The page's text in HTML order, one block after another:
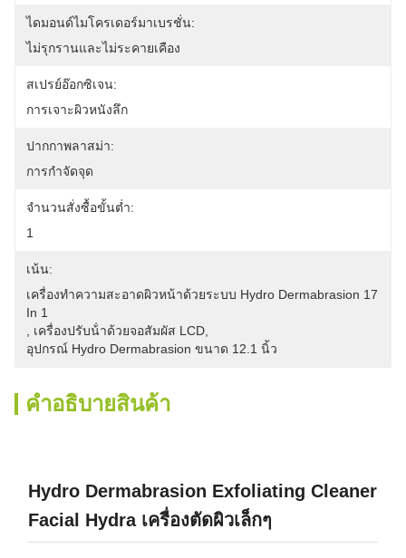
ไดมอนด์ไมโครเดอร์มาเบรชั่น:
ไม่รุกรานและไม่ระคายเคือง
สเปรย์อ๊อกซิเจน:
การเจาะผิวหนังลึก
ปากกาพลาสม่า:
การกำจัดจุด
จำนวนสั่งซื้อขั้นต่ำ:
1
เน้น:
เครื่องทำความสะอาดผิวหน้าด้วยระบบ Hydro Dermabrasion 17
In 1
เครื่องปรับน้ําด้วยจอสัมผัส LCD
อุปกรณ์ Hydro Dermabrasion ขนาด 12.1 นิ้ว
คําอธิบายสินค้า
Hydro Dermabrasion Exfoliating Cleaner
Facial Hydra เครื่องตัดผิวเล็กๆ